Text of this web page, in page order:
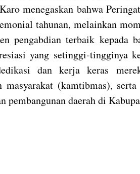
menegaskan bahwa
tahunan, melainkan
pengabdian terbaik kepada
yang setinggi-tingginya
dan kerja keras
masyarakat (kamtibmas),
pembangunan daerah di